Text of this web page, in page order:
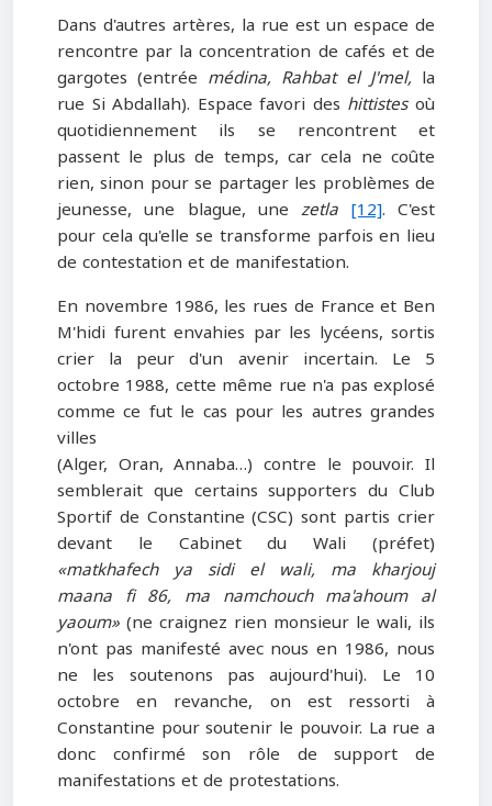
Dans d'autres artères, la rue est un espace de
rencontre par la concentration de cafés et de
gargotes (entrée médina, Rahbat el J'mel, la
rue Si Abdallah). Espace favori des hittistesoù
quotidiennement ils se rencontrent et
passent le plus de temps, car cela ne coûte
rien, sinon pour se partager les problèmes de
jeunesse, une blague, unezetla [12]. C'est
pour cela qu'elle se transforme parfois en lieu
de contestation et de manifestation.
En novembre 1986, les rues de France et Ben
M'hidi furent envahies par les lycéens, sortis
crier la peur d'un avenir incertain. Le 5
octobre 1988, cette même rue n'a pas explosé
comme ce fut le cas pour les autres grandes
villes
(Alger, Oran, Annaba…) contre le pouvoir. Il
semblerait que certains supporters du Club
Sportif de Constantine (CSC) sont partis crier
devant le Cabinet du Wali (préfet)
«matkhafech ya sidi el wali, ma kharjouj
maana fi 86, ma namchouch ma'ahoum al
yaoum» (ne craignez rien monsieur le wali, ils
n'ont pas manifesté avec nous en 1986, nous
ne les soutenons pas aujourd'hui). Le 10
octobre en revanche, on est ressorti à
Constantine pour soutenir le pouvoir. La rue a
donc confirmé son rôle de support de
manifestations et de protestations.